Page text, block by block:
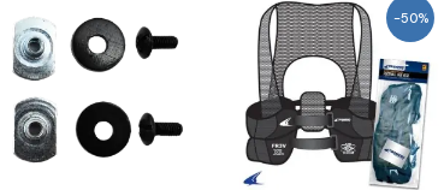
-50%